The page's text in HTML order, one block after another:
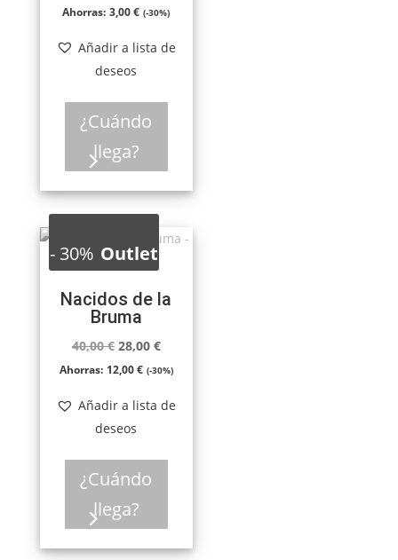
precio
era:
10,00 €.
precio
es:
Ahorras: 3,00€ (-30%)
Añadir a lista de
deseos
¿Cuándo
llega?
-30% Outlet
Nacidos de la
Bruma
40,00€ El
precio
era:
40,00 €.
28,00 €El
precio
es:
Ahorras: 12,00€ (-30%)
Añadir a lista de
deseos
¿Cuándo
llega?